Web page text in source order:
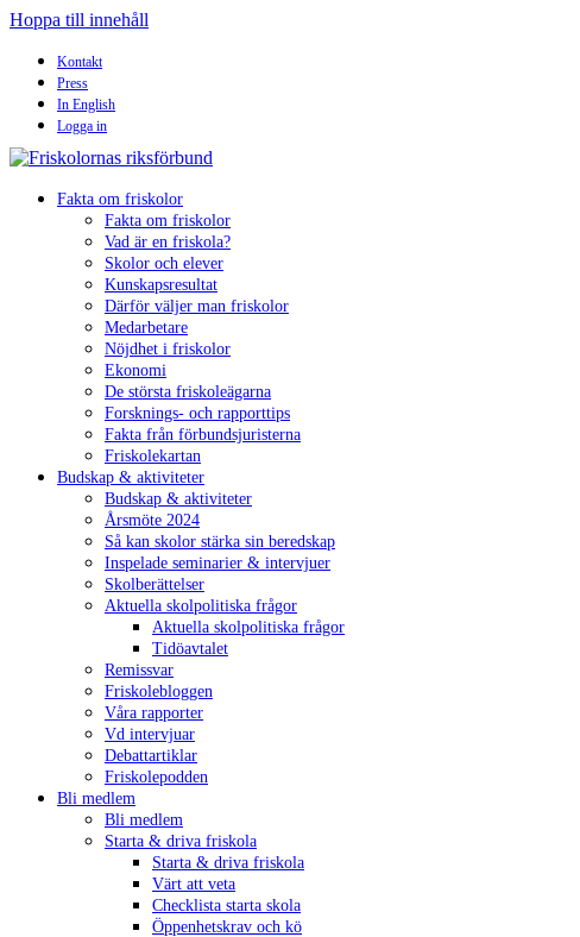
Hoppa till innehåll
Kontakt
Press
In English
Logga in
Fakta om friskolor
Fakta om friskolor
Vad är en friskola?
Skolor och elever
Kunskapsresultat
Därför väljer man friskolor
Medarbetare
Nöjdhet i friskolor
Ekonomi
De största friskoleägarna
Forsknings- och rapporttips
Fakta från förbundsjuristerna
Friskolekartan
Budskap & aktiviteter
Budskap & aktiviteter
Årsmöte 2024
Så kan skolor stärka sin beredskap
Inspelade seminarier & intervjuer
Skolberättelser
Aktuella skolpolitiska frågor
Aktuella skolpolitiska frågor
Tidöavtalet
Remissvar
Friskolebloggen
Våra rapporter
Vd intervjuar
Debattartiklar
Friskolepodden
Bli medlem
Bli medlem
Starta & driva friskola
Starta & driva friskola
Värt att veta
Checklista starta skola
Öppenhetskrav och kö